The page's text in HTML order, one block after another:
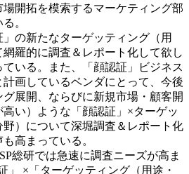
開拓を模索するマーケティング部
。
の新たなターゲッティング（用
羅的に調査＆レポート化して欲し
いる。また、「顔認証」ビジネス
画しているベンダにとって、今後
展開、ならびに新規市場・顧客開
い）ような「顔認証」×ターゲッ
）について深堀調査＆レポート化
高まっている。
総研では急速に調査ニーズが高ま
」 ×「ターゲッティング（用途・